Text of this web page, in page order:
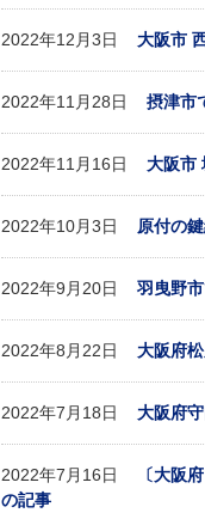
2022年12月3日 大阪市
2022年11月28日 摂津市
2022年11月16日 大阪市
2022年10月3日 原付の
2022年9月20日 羽曳野
2022年8月22日 大阪府
2022年7月18日 大阪府
2022年7月16日
〔大阪
の記事